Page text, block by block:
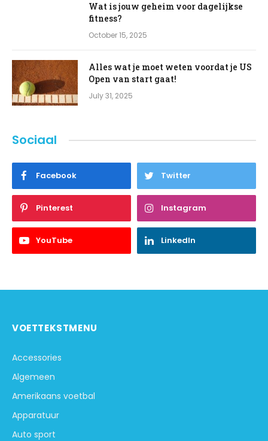
Wat is jouw geheim voor dagelijkse
fitness?
October 15, 2025
Alles wat je moet weten voordat je US
Open van start gaat!
July 31, 2025
Sociaal
Facebook Twitter
Pinterest Instagram
YouTube LinkedIn
VOETTEKSTMENU
Accessories
Algemeen
Amerikaans voetbal
Apparatuur
Auto sport